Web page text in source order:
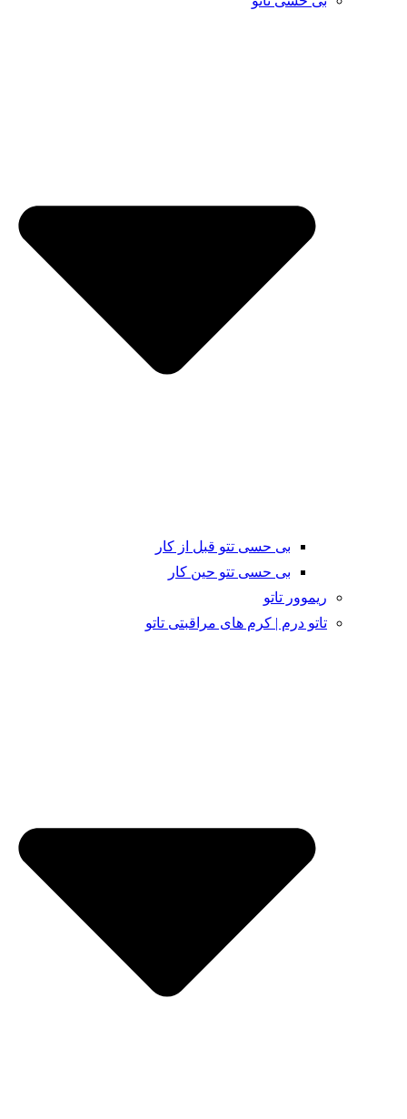
بی حسی تتو قبل از کار
بی حسی تتو حین کار
ریموور تاتو
تاتو درم | کرم های مراقبتی تاتو